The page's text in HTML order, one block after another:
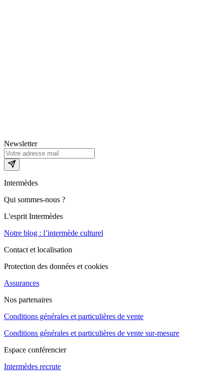
Newsletter
Intermèdes
Qui sommes-nous ?
L'esprit Intermèdes
Notre blog : l’intermède culturel
Contact et localisation
Protection des données et cookies
Assurances
Nos partenaires
Conditions générales et particulières de vente
Conditions générales et particulières de vente sur-mesure
Espace conférencier
Intermèdes recrute